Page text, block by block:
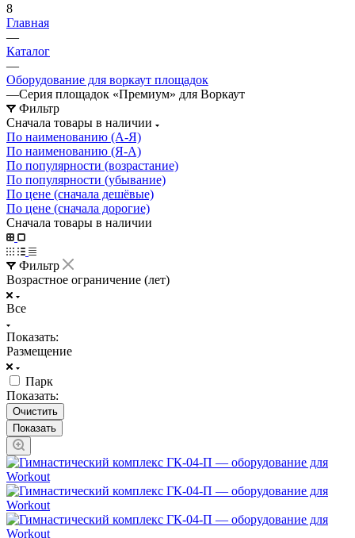
8
Главная
—
Каталог
—
Оборудование для воркаут площадок
—Серия площадок «Премиум» для Воркаут
Фильтр
Сначала товары в наличии
По наименованию (А-Я)
По наименованию (Я-А)
По популярности (возрастание)
По популярности (убывание)
По цене (сначала дешёвые)
По цене (сначала дорогие)
Сначала товары в наличии
Фильтр
Возрастное ограничение (лет)
Все
Показать:
Размещение
Парк
Показать:
Очистить